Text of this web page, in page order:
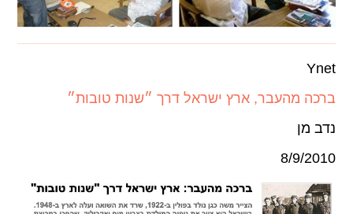
Ynet
ברכה מהעבר, ארץ ישראל דרך ״שנות טובות״
נדב מן
8/9/2010